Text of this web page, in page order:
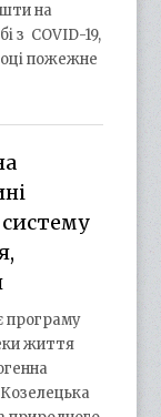
на
з COVID-19,
пожежне
програму
життя